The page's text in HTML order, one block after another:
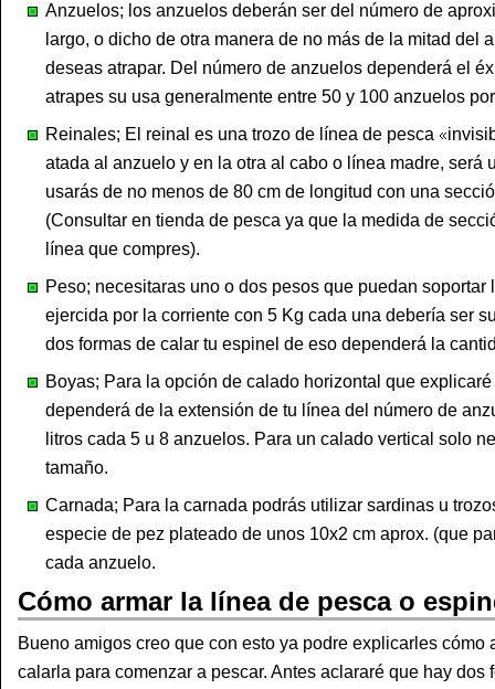
Anzuelos; los anzuelos deberán ser del número de
largo, o dicho de otra manera de no más de la mitad del
deseas atrapar. Del número de anzuelos dependerá el
atrapes su usa generalmente entre 50 y 100 anzuelos
Reinales; El reinal es una trozo de línea de pesca
atada al anzuelo y en la otra al cabo o línea madre, será
usarás de no menos de 80 cm de longitud con una
(Consultar en tienda de pesca ya que la medida de
línea que compres).
Peso; necesitaras uno o dos pesos que puedan
ejercida por la corriente con 5 Kg cada una debería ser
dos formas de calar tu espinel de eso dependerá la
Boyas; Para la opción de calado horizontal que
dependerá de la extensión de tu línea del número de
litros cada 5 u 8 anzuelos. Para un calado vertical solo
tamaño.
Carnada; Para la carnada podrás utilizar sardinas u
especie de pez plateado de unos 10x2 cm aprox. (que
cada anzuelo.
Cómo armar la línea de pesca o
Bueno amigos creo que con esto ya podre explicarles cómo
calarla para comenzar a pescar. Antes aclararé que hay dos